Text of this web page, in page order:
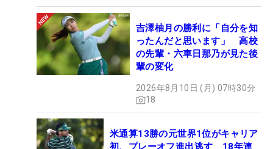
吉澤柚月の勝利に「自分を知
ったんだと思います」 高校
の先輩・六車日那乃が見た後
輩の変化
2026年8月10日 (月) 07時30分
18
米通算13勝の元世界1位がキャリア